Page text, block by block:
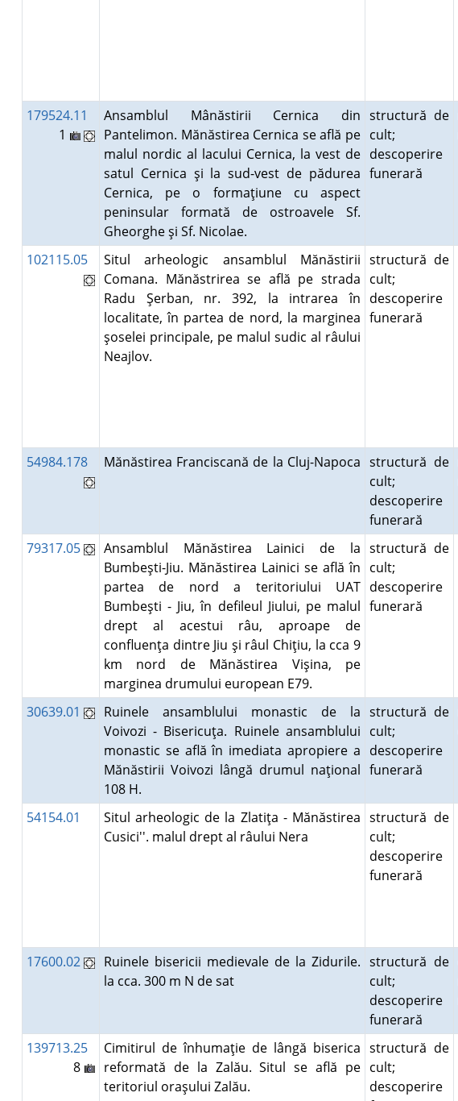
179524.11
1
Ansamblul Mânăstirii Cernica din
Pantelimon. Mănăstirea Cernica se află pe
malul nordic al lacului Cernica, la vest de
satul Cernica şi la sud-vest de pădurea
Cernica, pe o formaţiune cu aspect
peninsular formată de ostroavele Sf.
Gheorghe şi Sf. Nicolae.
structură de
cult;
descoperire
funerară
102115.05
Situl arheologic ansamblul Mănăstirii
Comana. Mănăstrirea se află pe strada
Radu Şerban, nr. 392, la intrarea în
localitate, în partea de nord, la marginea
şoselei principale, pe malul sudic al râului
Neajlov.
structură de
cult;
descoperire
funerară
54984.178 Mănăstirea Franciscană de la Cluj-Napoca structură de
cult;
descoperire
funerară
79317.05
Ansamblul Mănăstirea Lainici de la
Bumbeşti-Jiu. Mănăstirea Lainici se află în
partea de nord a teritoriului UAT
Bumbeşti - Jiu, în defileul Jiului, pe malul
drept al acestui râu, aproape de
confluenţa dintre Jiu şi râul Chiţiu, la cca 9
km nord de Mănăstirea Vişina, pe
marginea drumului european E79.
structură de
cult;
descoperire
funerară
30639.01
Ruinele ansamblului monastic de la
Voivozi - Bisericuţa. Ruinele ansamblului
monastic se află în imediata apropiere a
Mănăstirii Voivozi lângă drumul naţional
108 H.
structură de
cult;
descoperire
funerară
54154.01
Situl arheologic de la Zlatiţa - Mănăstirea
Cusici''. malul drept al râului Nera
structură de
cult;
descoperire
funerară
17600.02
Ruinele bisericii medievale de la Zidurile.
la cca. 300 m N de sat
structură de
cult;
descoperire
funerară
139713.25
8
Cimitirul de înhumaţie de lângă biserica
reformată de la Zalău. Situl se află pe
teritoriul oraşului Zalău.
structură de
cult;
descoperire